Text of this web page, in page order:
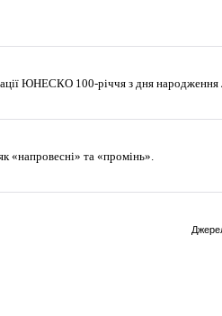
ЮНЕСКО 100-річчя з дня народження
«напровесні» та «промінь».